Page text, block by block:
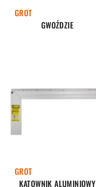
GROT
GWOŹDZIE
GROT
KĄTOWNIK ALUMINIOWY